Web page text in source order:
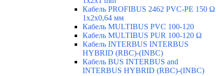
Кабель PROFIBUS 2462 PVC-PE 150 Ω
1x2x0,64 мм
Кабель MULTIBUS PVC 100-120
Кабель MULTIBUS PUR 100-120 Ω
Кабель INTERBUS INTERBUS
HYBRID (RBC)-(INBC)
Кабель BUS INTERBUS and
INTERBUS HYBRID (RBC)-(INBC)